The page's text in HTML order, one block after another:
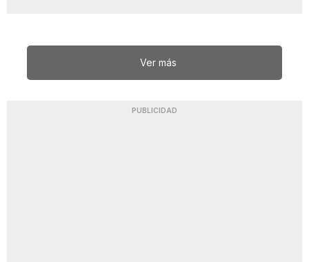
Ver más
PUBLICIDAD